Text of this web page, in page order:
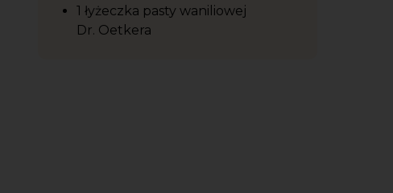
1 łyżeczka pasty waniliowej
Dr. Oetkera